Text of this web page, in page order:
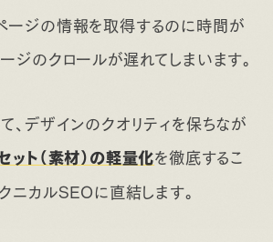
ージの情報を取得するのに時間が
ジのクロールが遅れてしまいます。
デザインのクオリティを保ちなが
ット（素材）の軽量化を徹底するこ
ニカルSEOに直結します。